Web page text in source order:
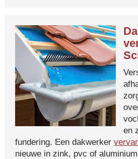
en
fundering. Een dakwerker
nieuwe in zink, pvc of